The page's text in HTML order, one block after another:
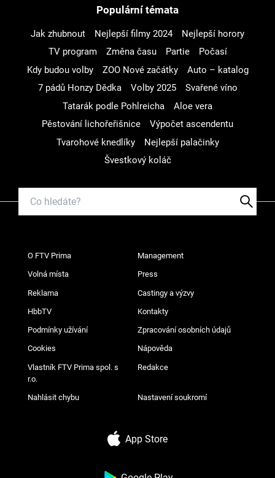
Populární témata
Jak zhubnout Nejlepší filmy 2024
Nejlepší horory
TV program
Změna času Partie
Počasí
Kdy budou volby
ZOO Nové začátky
Auto – katalog
7 pádů Honzy Dědka
Volby 2025
Svařené víno
Tatarák podle Pohlreicha
Aloe vera
Pěstování lichořeřišnice
Výpočet ascendentu
Tvarohové knedlíky
Nejlepší palačinky
Švestkový koláč
O FTV Prima Management
Volná místa Press
Reklama Castingy a výzvy
HbbTV Kontakty
Podmínky užívání Zpracování osobních údajů
Cookies Nápověda
Vlastník FTV Prima spol. s
r.o.
Redakce
Nahlásit chybu Nastavení soukromí
App Store